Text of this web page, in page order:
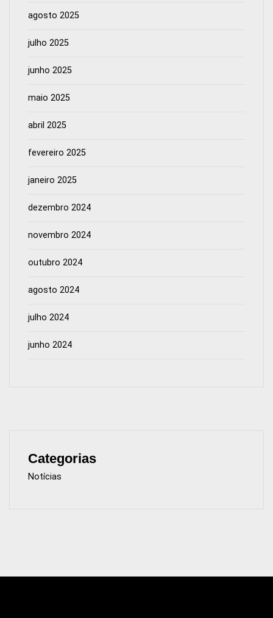
agosto 2025
julho 2025
junho 2025
maio 2025
abril 2025
fevereiro 2025
janeiro 2025
dezembro 2024
novembro 2024
outubro 2024
agosto 2024
julho 2024
junho 2024
Categorias
Notícias